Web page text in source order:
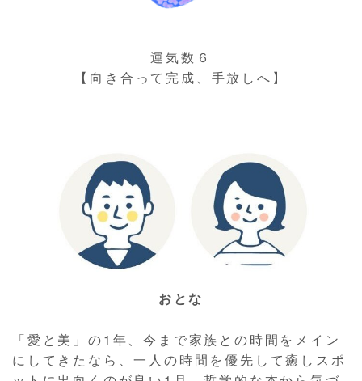
運気数６
【向き合って完成、手放しへ】
おとな
「愛と美」の1年、今まで家族との時間をメイン
にしてきたなら、一人の時間を優先して癒しスポ